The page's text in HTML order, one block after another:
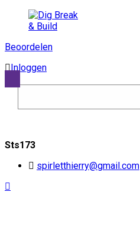
Beoordelen
Inloggen
Sts173
spirletthierry@gmail.com